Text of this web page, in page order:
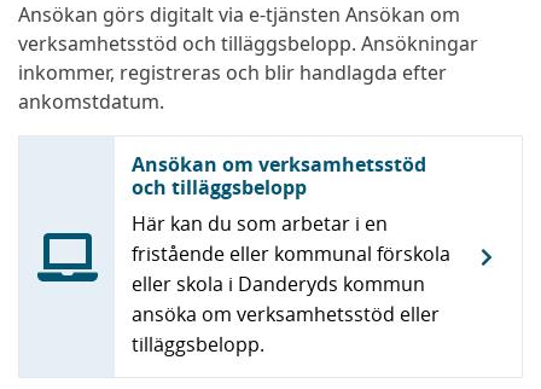
Ansökan görs digitalt via e-tjänsten Ansökan om
verksamhetsstöd och tilläggsbelopp. Ansökningar
inkommer, registreras och blir handlagda efter
ankomstdatum.
Ansökan om verksamhetsstöd
och tilläggsbelopp
Här kan du som arbetar i en
fristående eller kommunal förskola
eller skola i Danderyds kommun
ansöka om verksamhetsstöd eller
tilläggsbelopp.